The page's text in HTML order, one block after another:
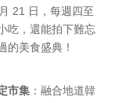
21 日，每週四至
吃，還能拍下難忘
的美食盛典！
市集：融合地道韓